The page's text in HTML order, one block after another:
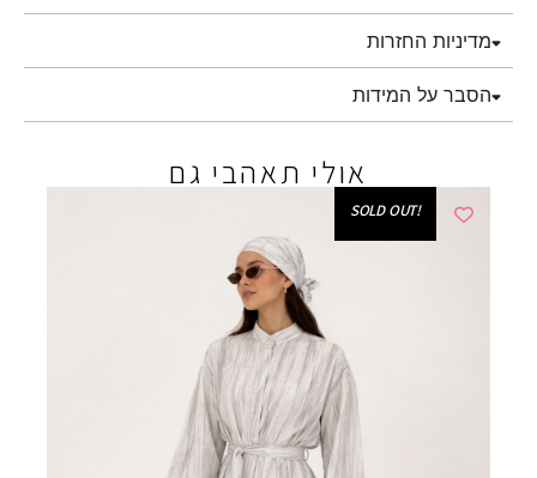
מדיניות החזרות
הסבר על המידות
אולי תאהבי גם
!SOLD OUT